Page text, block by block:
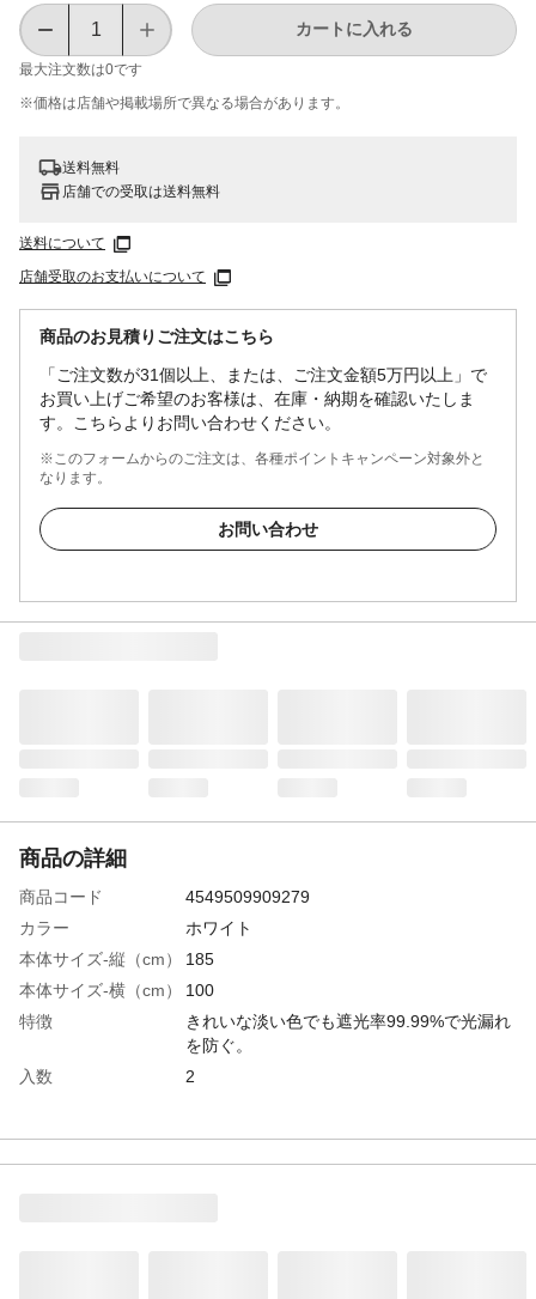
最大注文数は0です
カートに入れる
※価格は​店舗や​掲載場所で​異なる​場合が​あります。
送料無料
店舗での受取は送料無料
送料について
店舗受取のお支払いについて
商品のお見積りご注文はこちら
「ご注文数が31個以上、または、ご注文金額5万円以上」で
お買い上げご希望のお客様は、在庫・納期を確認いたしま
す。こちらよりお問い合わせください。
※このフォームからのご注文は、各種ポイントキャンペーン対象外と
なります。
お問い合わせ
商品の詳細
商品コード
4549509909279
カラー
ホワイト
本体サイズ-縦（cm）
185
本体サイズ-横（cm）
100
特徴
きれいな淡い色でも遮光率99.99%で光漏れ
を防ぐ。
入数
2
遮音性
×
遮光率
99.99%